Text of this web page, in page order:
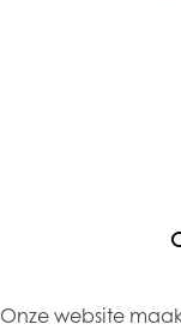
Zoete
Onze website